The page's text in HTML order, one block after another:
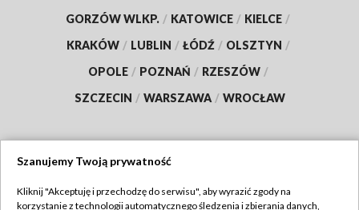
GORZÓW WLKP. / KATOWICE / KIELCE /
KRAKÓW / LUBLIN / ŁÓDŹ / OLSZTYN /
OPOLE / POZNAŃ / RZESZÓW /
SZCZECIN / WARSZAWA / WROCŁAW
Szanujemy Twoją prywatność
Kliknij "Akceptuję i przechodzę do serwisu", aby wyrazić zgody na
korzystanie z technologii automatycznego śledzenia i zbierania danych,